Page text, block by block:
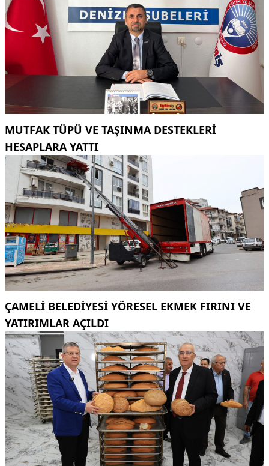
MUTFAK TÜPÜ VE TAŞINMA DESTEKLERI
HESAPLARA YATTI
ÇAMELI BELEDIYESI YÖRESEL EKMEK FIRINI VE
YATIRIMLAR AÇILDI